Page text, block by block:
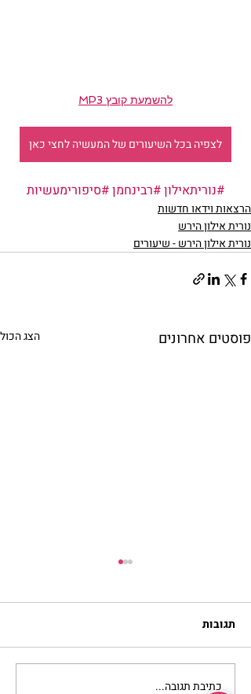
להשמעת קובץ MP3
לצפיה בכל השיעורים של המעשיה לחצי כאן
#נוריתאילון#רבינחמן#סיפורימעשיות
הרצאות וידאו חדשות
נורית אילון הירש
נורית אילון הירש - שיעורים
פוסטים אחרונים הצג הכול
תגובות
כתיבת תגובה...